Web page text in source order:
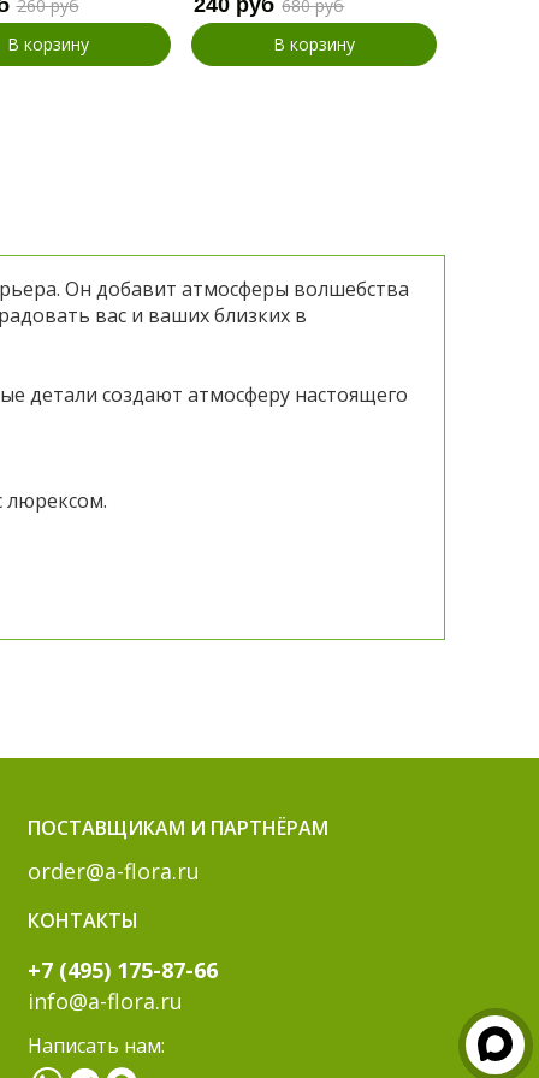
260 руб
В корзину
680 руб
В корзину
Он добавит атмосферы волшебства
вас и ваших близких в
детали создают атмосферу настоящего
люрексом.
ПОСТАВЩИКАМ И ПАРТНЁРАМ
order@a-flora.ru
КОНТАКТЫ
+7 (495) 175-87-66
info@a-flora.ru
Написать нам: